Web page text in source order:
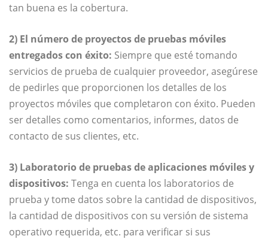
tan buena es la cobertura.
2) El número de proyectos de pruebas móviles
entregados con éxito: Siempre que esté tomando
servicios de prueba de cualquier proveedor, asegúrese
de pedirles que proporcionen los detalles de los
proyectos móviles que completaron con éxito. Pueden
ser detalles como comentarios, informes, datos de
contacto de sus clientes, etc.
3) Laboratorio de pruebas de aplicaciones móviles y
dispositivos: Tenga en cuenta los laboratorios de
prueba y tome datos sobre la cantidad de dispositivos,
la cantidad de dispositivos con su versión de sistema
operativo requerida, etc. para verificar si sus